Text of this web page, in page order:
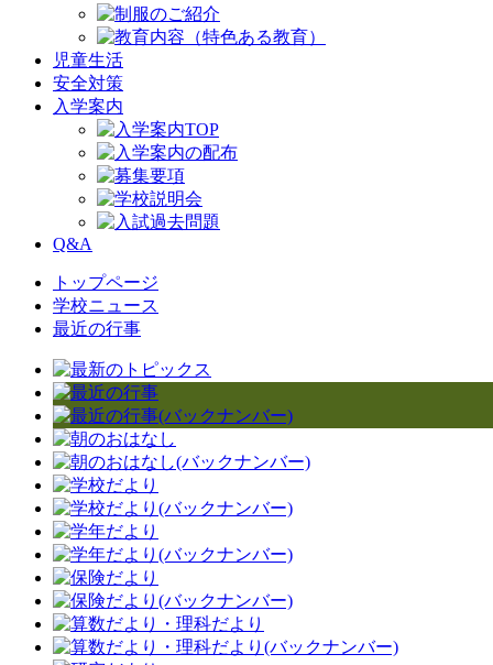
児童生活
安全対策
入学案内
Q&A
トップページ
学校ニュース
最近の行事